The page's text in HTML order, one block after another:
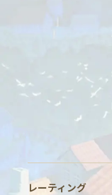
レーティング